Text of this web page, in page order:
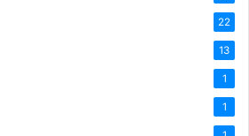
22
13
1
1